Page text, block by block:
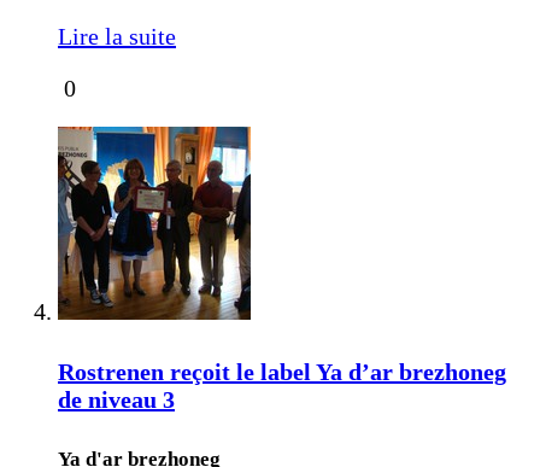
Lire la suite
0
Rostrenen reçoit le label Ya d’ar brezhoneg
de niveau 3
Ya d'ar brezhoneg